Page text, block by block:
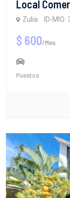
Local
Zulia ID-MIO:
$ 600/Mes
Puestos